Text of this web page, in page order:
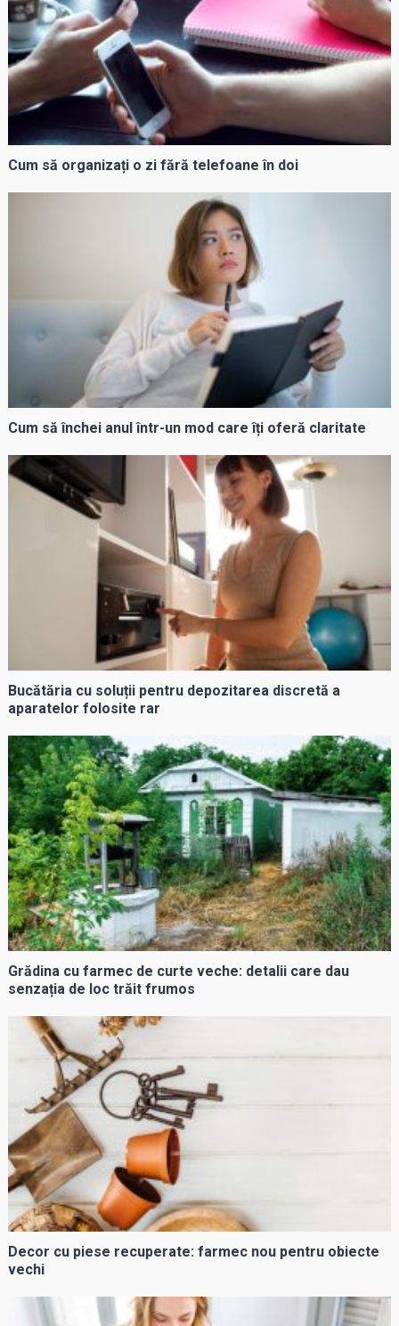
Cum să organizați o zi fără telefoane în doi
Cum să închei anul într-un mod care îți oferă claritate
Bucătăria cu soluții pentru depozitarea discretă a
aparatelor folosite rar
Grădina cu farmec de curte veche: detalii care dau
senzația de loc trăit frumos
Decor cu piese recuperate: farmec nou pentru obiecte
vechi